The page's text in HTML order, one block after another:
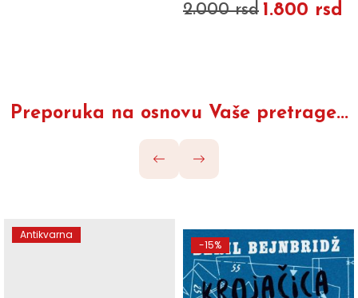
2.000 rsd 1.800 rsd
Preporuka na osnovu Vaše pretrage...
Antikvarna
-15%